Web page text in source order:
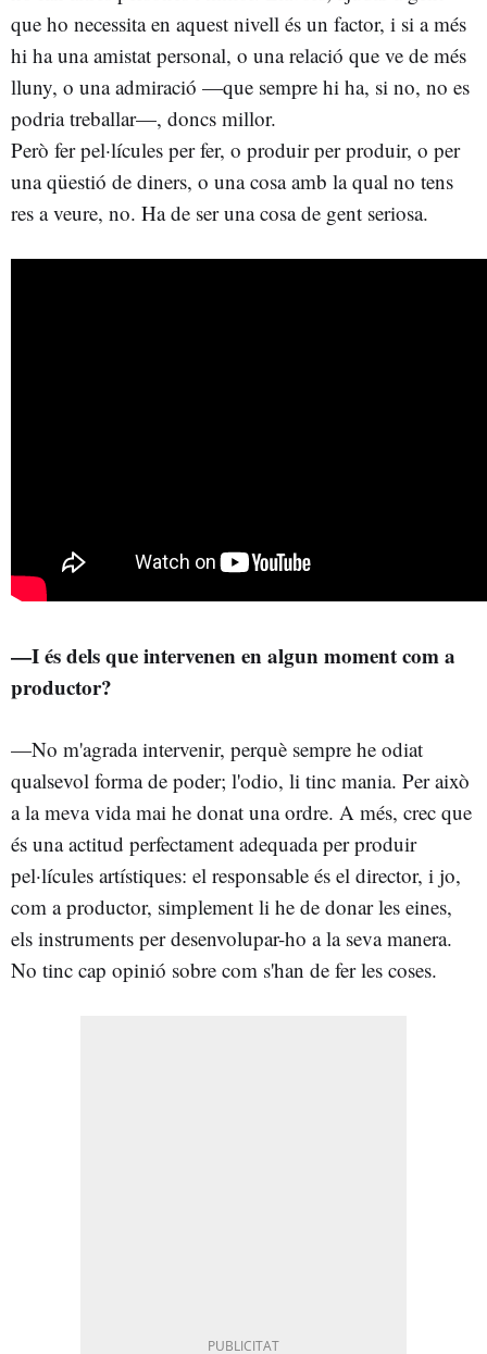
que ho necessita en aquest nivell és un factor, i si a més
hi ha una amistat personal, o una relació que ve de més
lluny, o una admiració —que sempre hi ha, si no, no es
podria treballar—, doncs millor.
Però fer pel·lícules per fer, o produir per produir, o per
una qüestió de diners, o una cosa amb la qual no tens
res a veure, no. Ha de ser una cosa de gent seriosa.
—I és dels que intervenen en algun moment com a
productor?
—No m'agrada intervenir, perquè sempre he odiat
qualsevol forma de poder; l'odio, li tinc mania. Per això
a la meva vida mai he donat una ordre. A més, crec que
és una actitud perfectament adequada per produir
pel·lícules artístiques: el responsable és el director, i jo,
com a productor, simplement li he de donar les eines,
els instruments per desenvolupar-ho a la seva manera.
No tinc cap opinió sobre com s'han de fer les coses.